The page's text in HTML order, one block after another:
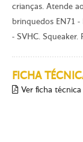
crianças. Atende
brinquedos EN71 -
- SVHC.
FICHA
Ver ficha técnica